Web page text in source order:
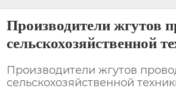
Производители жгутов
сельскохозяйственной
Производители жгутов
сельскохозяйственной